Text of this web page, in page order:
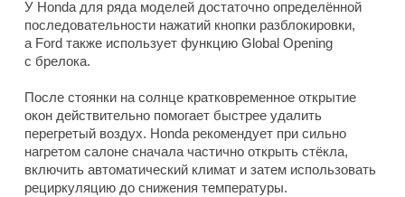
У Honda для ряда моделей достаточно определённой
последовательности нажатий кнопки разблокировки,
а Ford также использует функцию Global Opening
с брелока.
После стоянки на солнце кратковременное открытие
окон действительно помогает быстрее удалить
перегретый воздух. Honda рекомендует при сильно
нагретом салоне сначала частично открыть стёкла,
включить автоматический климат и затем использовать
рециркуляцию до снижения температуры.